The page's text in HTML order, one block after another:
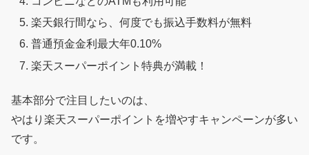
楽天銀行間なら、何度でも振込手数料が無料
普通預金金利最大年0.10%
楽天スーパーポイント特典が満載！
基本部分で注目したいのは、
やはり楽天スーパーポイントを増やすキャンペーンが多い
です。